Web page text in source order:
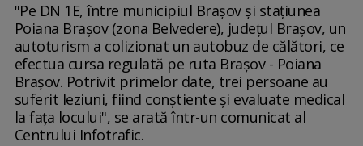
"Pe DN 1E, între municipiul Braşov şi staţiunea
Poiana Braşov (zona Belvedere), judeţul Braşov, un
autoturism a colizionat un autobuz de călători, ce
efectua cursa regulată pe ruta Braşov - Poiana
Braşov. Potrivit primelor date, trei persoane au
suferit leziuni, fiind conştiente şi evaluate medical
la faţa locului", se arată într-un comunicat al
Centrului Infotrafic.